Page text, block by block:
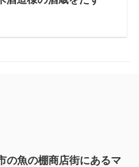
の魚の棚商店街にあるマ